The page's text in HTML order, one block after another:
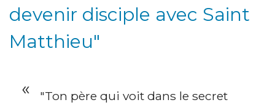
devenir disciple avec Saint
Matthieu"
"Ton père qui voit dans le secret